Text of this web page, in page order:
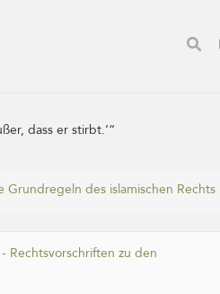
dass er stirbt.‘“
des islamischen Rechts
Rechtsvorschriften zu den